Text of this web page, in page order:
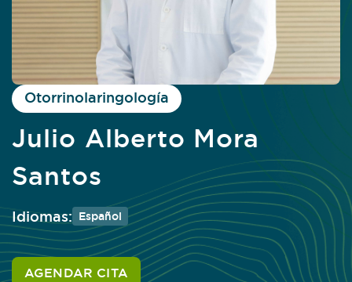
Otorrinolaringología
Julio Alberto Mora
Santos
Idiomas: Español
AGENDAR CITA